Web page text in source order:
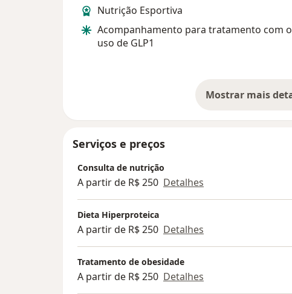
Nutrição Esportiva
Acompanhamento para tratamento com o
uso de GLP1
Mostrar maissobre
Serviços e preços
Consulta de nutrição
A partir de R$ 250 Detalhes
Dieta Hiperproteica
A partir de R$ 250 Detalhes
Tratamento de obesidade
A partir de R$ 250 Detalhes